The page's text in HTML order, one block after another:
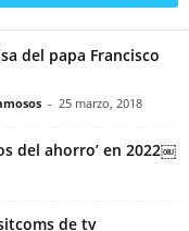
del papa Francisco
- 25 marzo, 2018
del ahorro’ en 2022￼
de tv